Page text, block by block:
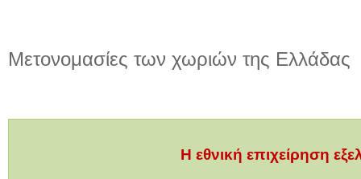
Μετονομασίες των χωριών της Ελλάδας
Η εθνική επιχείρηση